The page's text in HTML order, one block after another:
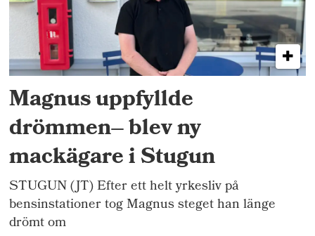
Magnus uppfyllde
drömmen– blev ny
mackägare i Stugun
STUGUN (JT) Efter ett helt yrkesliv på
bensinstationer tog Magnus steget han länge
drömt om